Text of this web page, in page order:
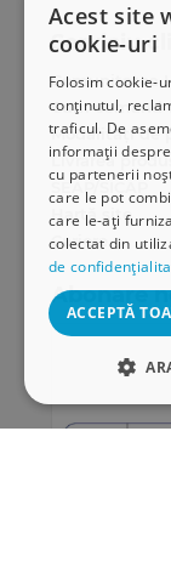
Acest site
cookie-uri
Folosim cookie-
conținutul,
traficul. De
informații
cu partenerii
care le pot
care le-ați
colectat din
de
ACCEPTĂ
Serviciu
Comunitatea
Cum comand
Modalități de
Livrarea
SEAP/SICAP
Hartă site
Cariere
Abonare